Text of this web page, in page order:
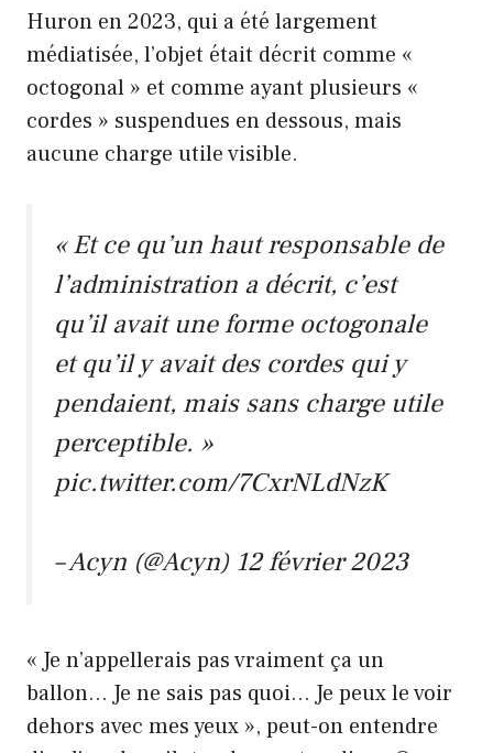
Huron en 2023, qui a été largement
médiatisée, l’objet était décrit comme «
octogonal » et comme ayant plusieurs «
cordes » suspendues en dessous, mais
aucune charge utile visible.
« Et ce qu’un haut responsable de
l’administration a décrit, c’est
qu’il avait une forme octogonale
et qu’il y avait des cordes qui y
pendaient, mais sans charge utile
perceptible. »
pic.twitter.com/7CxrNLdNzK
– Acyn (@Acyn) 12 février 2023
« Je n’appellerais pas vraiment ça un
ballon… Je ne sais pas quoi… Je peux le voir
dehors avec mes yeux », peut-on entendre